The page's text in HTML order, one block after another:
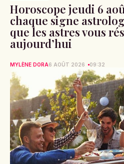
Horoscope jeudi 6
chaque signe
que les astres vous
aujourd’hui
MYLÈNE DORA6 AOÛT 2026 09:32